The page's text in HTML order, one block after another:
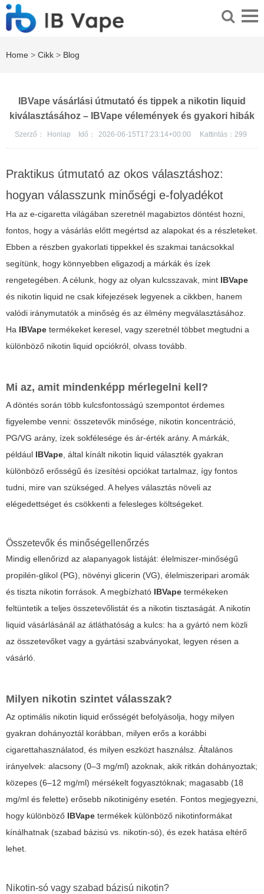
Home > Cikk > Blog
IBVape vásárlási útmutató és tippek a nikotin liquid
kiválasztásához – IBVape vélemények és gyakori hibák
Szerző： Honlap Idő： 2026-06-15T17:23:14+00:00 Kattintás： 299
Praktikus útmutató az okos választáshoz:
hogyan válasszunk minőségi e-folyadékot
Ha az e-cigaretta világában szeretnél magabiztos döntést hozni,
fontos, hogy a vásárlás előtt megértsd az alapokat és a részleteket.
Ebben a részben gyakorlati tippekkel és szakmai tanácsokkal
segítünk, hogy könnyebben eligazodj a márkák és ízek
rengetegében. A célunk, hogy az olyan kulcsszavak, mint IBVape
és nikotin liquid ne csak kifejezések legyenek a cikkben, hanem
valódi iránymutatók a minőség és az élmény megválasztásához.
Ha IBVape termékeket keresel, vagy szeretnél többet megtudni a
különböző nikotin liquid opciókról, olvass tovább.
Mi az, amit mindenképp mérlegelni kell?
A döntés során több kulcsfontosságú szempontot érdemes
figyelembe venni: összetevők minősége, nikotin koncentráció,
PG/VG arány, ízek sokfélesége és ár-érték arány. A márkák,
például IBVape, által kínált nikotin liquid választék gyakran
különböző erősségű és ízesítési opciókat tartalmaz, így fontos
tudni, mire van szükséged. A helyes választás növeli az
elégedettséget és csökkenti a felesleges költségeket.
Összetevők és minőségellenőrzés
Mindig ellenőrizd az alapanyagok listáját: élelmiszer-minőségű
propilén-glikol (PG), növényi glicerin (VG), élelmiszeripari aromák
és tiszta nikotin források. A megbízható IBVape termékeken
feltüntetik a teljes összetevőlistát és a nikotin tisztaságát. Anikotin
liquid vásárlásánál az átláthatóság a kulcs: ha a gyártó nem közli
az összetevőket vagy a gyártási szabványokat, legyen résen a
vásárló.
Milyen nikotin szintet válasszak?
Az optimális nikotin liquid erősségét befolyásolja, hogy milyen
gyakran dohányoztál korábban, milyen erős a korábbi
cigarettahasználatod, és milyen eszközt használsz. Általános
irányelvek: alacsony (0–3 mg/ml) azoknak, akik ritkán dohányoztak;
közepes (6–12 mg/ml) mérsékelt fogyasztóknak; magasabb (18
mg/ml és felette) erősebb nikotinigény esetén. Fontos megjegyezni,
hogy különböző IBVape termékek különböző nikotinformákat
kínálhatnak (szabad bázisú vs. nikotin-só), és ezek hatása eltérő
lehet.
Nikotin-só vagy szabad bázisú nikotin?